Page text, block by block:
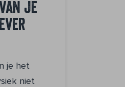
je
je het
niet